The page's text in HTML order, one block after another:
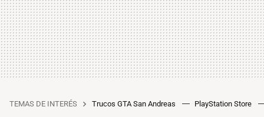
TEMAS DE INTERÉS Trucos GTA San Andreas PlayStation Store